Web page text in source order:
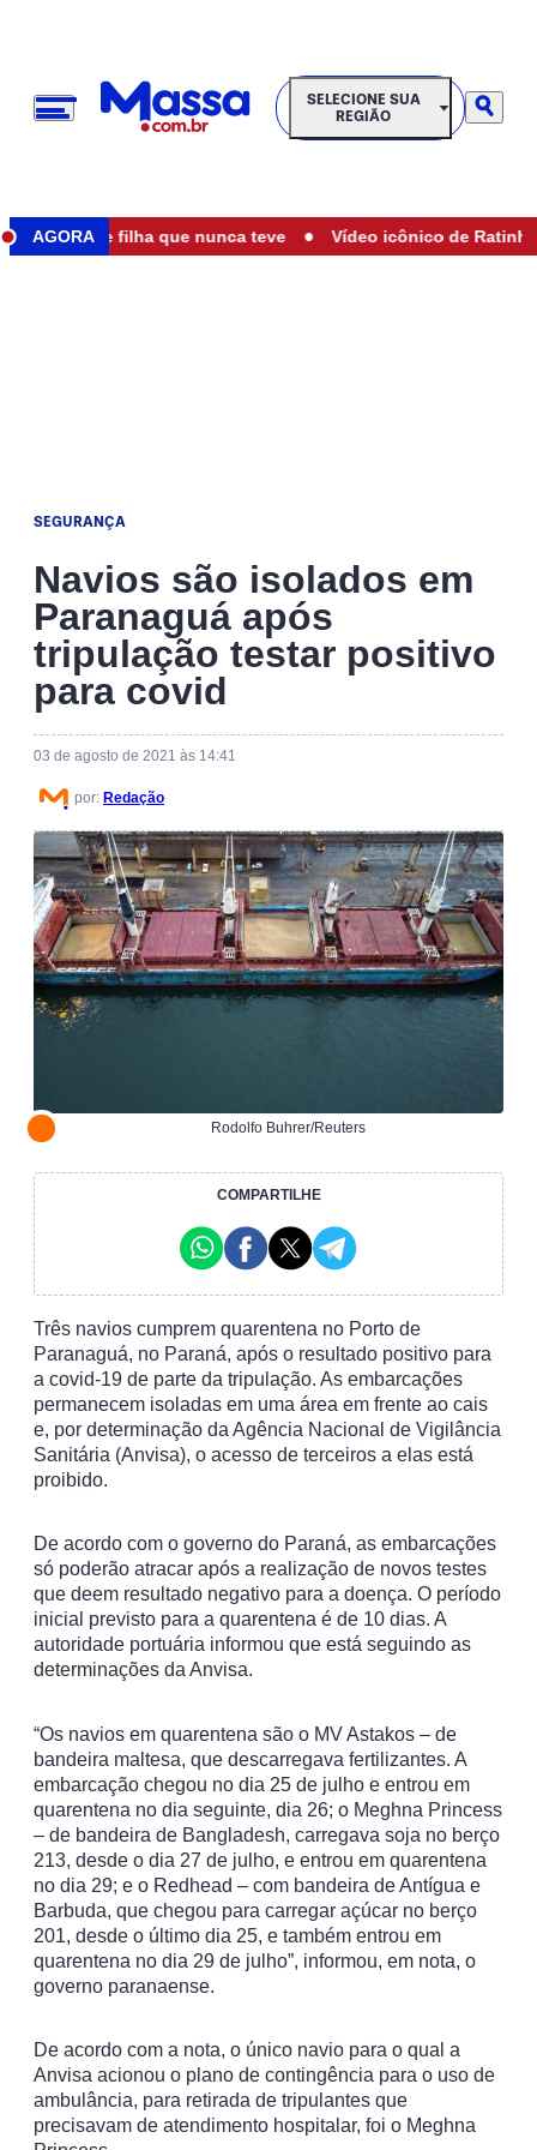
SELECIONE SUA REGIÃO
SELECIONE SUA
REGIÃO
AGORA
mãe de filha que nunca teve • Vídeo icônico de Ratinho
SEGURANÇA
Navios são isolados em
Paranaguá após
tripulação testar positivo
para covid
03 de agosto de 2021 às 14:41
por: Redação
Rodolfo Buhrer/Reuters
COMPARTILHE
Três navios cumprem quarentena no Porto de
Paranaguá, no Paraná, após o resultado positivo para
a covid-19 de parte da tripulação. As embarcações
permanecem isoladas em uma área em frente ao cais
e, por determinação da Agência Nacional de Vigilância
Sanitária (Anvisa), o acesso de terceiros a elas está
proibido.
De acordo com o governo do Paraná, as embarcações
só poderão atracar após a realização de novos testes
que deem resultado negativo para a doença. O período
inicial previsto para a quarentena é de 10 dias. A
autoridade portuária informou que está seguindo as
determinações da Anvisa.
“Os navios em quarentena são o MV Astakos – de
bandeira maltesa, que descarregava fertilizantes. A
embarcação chegou no dia 25 de julho e entrou em
quarentena no dia seguinte, dia 26; o Meghna Princess
– de bandeira de Bangladesh, carregava soja no berço
213, desde o dia 27 de julho, e entrou em quarentena
no dia 29; e o Redhead – com bandeira de Antígua e
Barbuda, que chegou para carregar açúcar no berço
201, desde o último dia 25, e também entrou em
quarentena no dia 29 de julho”, informou, em nota, o
governo paranaense.
De acordo com a nota, o único navio para o qual a
Anvisa acionou o plano de contingência para o uso de
ambulância, para retirada de tripulantes que
precisavam de atendimento hospitalar, foi o Meghna